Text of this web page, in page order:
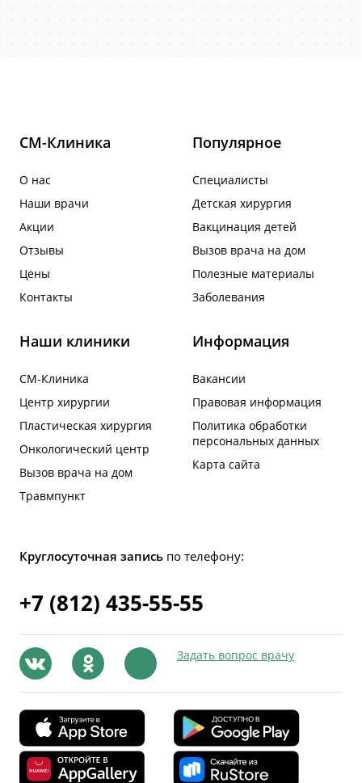
СМ-Клиника
О нас
Наши врачи
Акции
Отзывы
Цены
Контакты
Популярное
Специалисты
Детская хирургия
Вакцинация детей
Вызов врача на дом
Полезные материалы
Заболевания
Наши клиники
СМ-Клиника
Центр хирургии
Пластическая хирургия
Онкологический центр
Вызов врача на дом
Травмпункт
Информация
Вакансии
Правовая информация
Политика обработки
персональных данных
Карта сайта
Круглосуточная запись по телефону:
+7 (812) 435-55-55
Задать вопрос врачу